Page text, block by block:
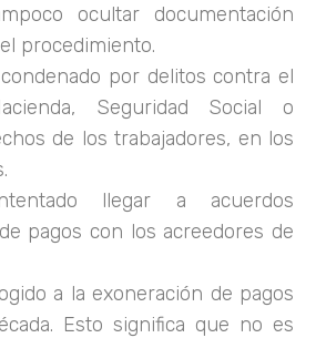
ocultar documentación
procedimiento.
por delitos contra el
Seguridad Social o
de los trabajadores, en los
llegar a acuerdos
pagos con los acreedores de
a la exoneración de pagos
Esto significa que no es